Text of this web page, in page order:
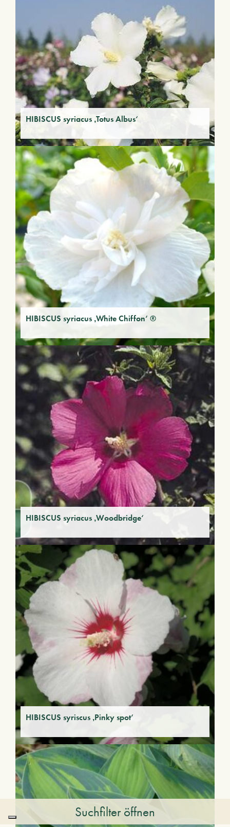
HIBISCUS syriacus ‚Totus Albus‘
HIBISCUS syriacus ‚White Chiffon‘ ®
HIBISCUS syriacus ‚Woodbridge‘
HIBISCUS syriscus ‚Pinky spot‘
Suchfilter öffnen